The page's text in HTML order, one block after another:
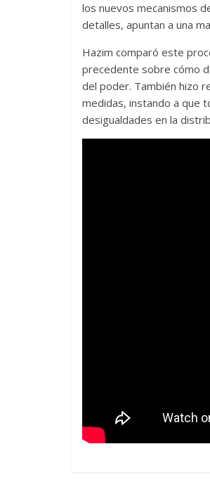
los nuevos mecanismos
detalles, apuntan a una
Hazim comparó este
precedente sobre cómo
del poder. También hizo
medidas, instando a que
desigualdades en la